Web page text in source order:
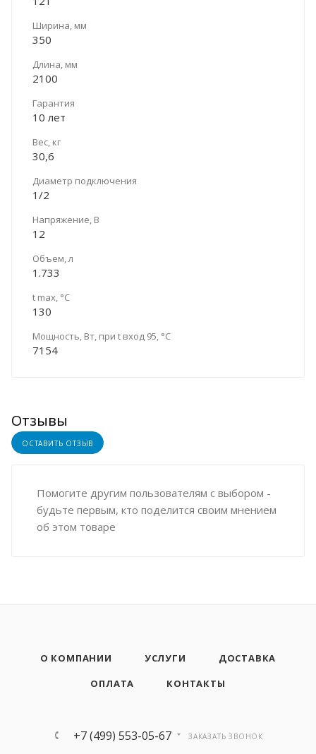
Ширина, мм
350
Длина, мм
2100
Гарантия
10 лет
Вес, кг
30,6
Диаметр подключения
1/2
Напряжение, В
12
Объем, л
1.733
t max, °C
130
Мощность, Вт, при t вход 95, °C
7154
Отзывы
ОСТАВИТЬ ОТЗЫВ
Помогите другим пользователям с выбором -
будьте первым, кто поделится своим мнением
об этом товаре
О КОМПАНИИ УСЛУГИ
ДОСТАВКА
ОПЛАТА
КОНТАКТЫ
+7 (499) 553-05-67 ЗАКАЗАТЬ ЗВОНОК